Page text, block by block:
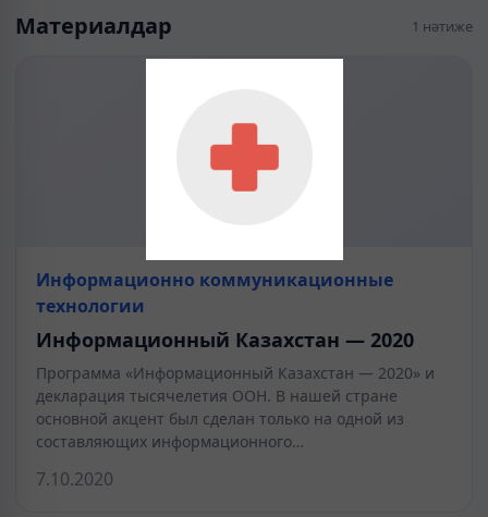
Материалдар 1 нәтиже
Информационно коммуникационные
технологии
Информационный Казахстан — 2020
Программа «Информационный Казахстан — 2020» и
декларация тысячелетия ООН. В нашей стране
основной акцент был сделан только на одной из
составляющих информационного…
7.10.2020